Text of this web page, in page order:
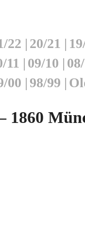
22 | 20/21 |
11 | 09/10 |
00 | 98/99 |
1860